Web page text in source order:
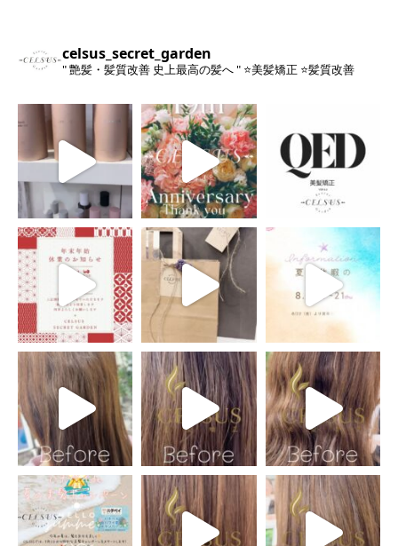
celsus_secret_garden
" 艶髪・髪質改善 史上最高の髪へ " ⭐️美髪矯正 ⭐️髪質改善